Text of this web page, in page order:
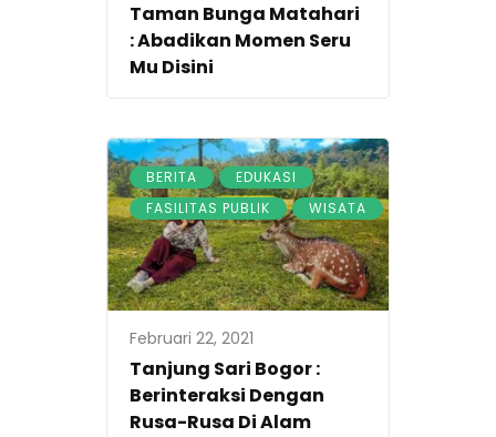
Taman Bunga Matahari
: Abadikan Momen Seru
Mu Disini
BERITA , EDUKASI ,
FASILITAS PUBLIK , WISATA
Februari 22, 2021
Tanjung Sari Bogor :
Berinteraksi Dengan
Rusa-Rusa Di Alam